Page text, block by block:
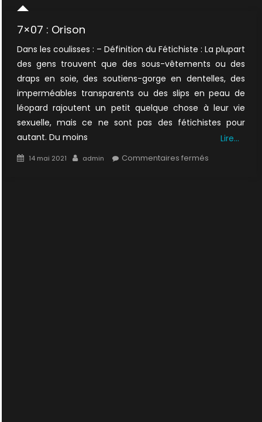
7×07 : Orison
Dans les coulisses : – Définition du Fétichiste : La plupart
des gens trouvent que des sous-vêtements ou des
draps en soie, des soutiens-gorge en dentelles, des
imperméables transparents ou des slips en peau de
léopard rajoutent un petit quelque chose à leur vie
sexuelle, mais ce ne sont pas des fétichistes pour
autant. Du moins
Lire…
Posted
14 mai 2021 Author
admin Commentaires ferméssur